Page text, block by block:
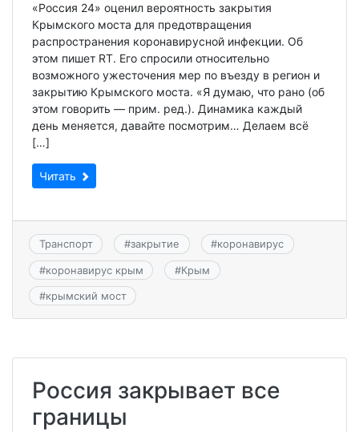
«Россия 24» оценил вероятность закрытия
Крымского моста для предотвращения
распространения коронавирусной инфекции. Об
этом пишет RT. Его спросили относительно
возможного ужесточения мер по въезду в регион и
закрытию Крымского моста. «Я думаю, что рано (об
этом говорить — прим. ред.). Динамика каждый
день меняется, давайте посмотрим… Делаем всё
[…]
Читать
Транспорт #закрытие #коронавирус
#коронавирус крым #Крым
#крымский мост
Россия закрывает все
границы